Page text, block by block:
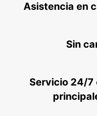
HUSAVIK
SAUDARKROKUR
SAUDARKROKUR -
Asistencia en
Sin
Servicio 24/7